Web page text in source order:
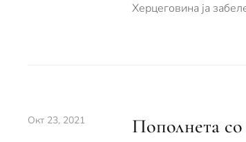
Херцеговина ја
Окт 23, 2021 Пополнета